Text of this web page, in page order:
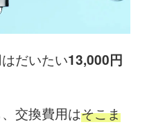
だいたい13,000円
交換費用はそこま